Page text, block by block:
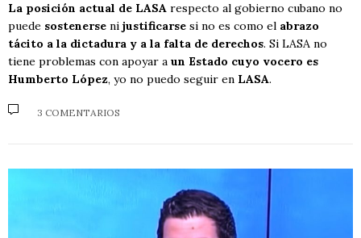
La posición actual de LASA respecto al gobierno cubano no
puede sostenerse ni justificarse si no es como el abrazo
tácito a la dictadura y a la falta de derechos. Si LASA no
tiene problemas con apoyar a un Estado cuyo vocero es
Humberto López, yo no puedo seguir en LASA.
3 COMENTARIOS